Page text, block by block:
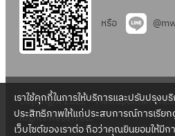
หรือ
Copyright 2022 – Metropolitan
Rights Reserved.
เราใช้คุกกี้ในการให้บริการและปรับปรุงบ
ประสิทธิภาพให้แก่ประสบการณ์การเรี
เว็บไซต์ของเราต่อ ถือว่าคุณยินยอมให้มีก